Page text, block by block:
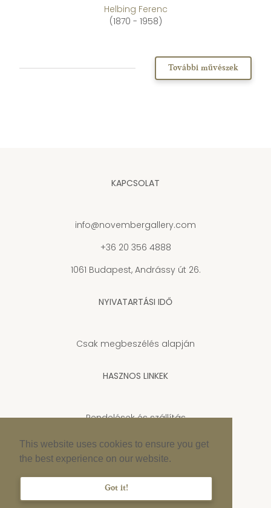
This website uses cookies to ensure you get
the best experience on our website.
Got it!
Helbing Ferenc
(1870 - 1958)
További művészek
KAPCSOLAT
info@novembergallery.com
+36 20 356 4888
1061 Budapest, Andrássy út 26.
NYIVATARTÁSI IDŐ
Csak megbeszélés alapján
HASZNOS LINKEK
Rendelések és szállítás
Adatkezelési tájékoztató
Cookie szabályzat
Impresszum